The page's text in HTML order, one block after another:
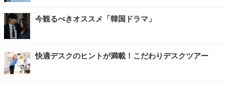
今観るべきオススメ「韓国ドラマ」
快適デスクのヒントが満載！こだわりデスクツアー